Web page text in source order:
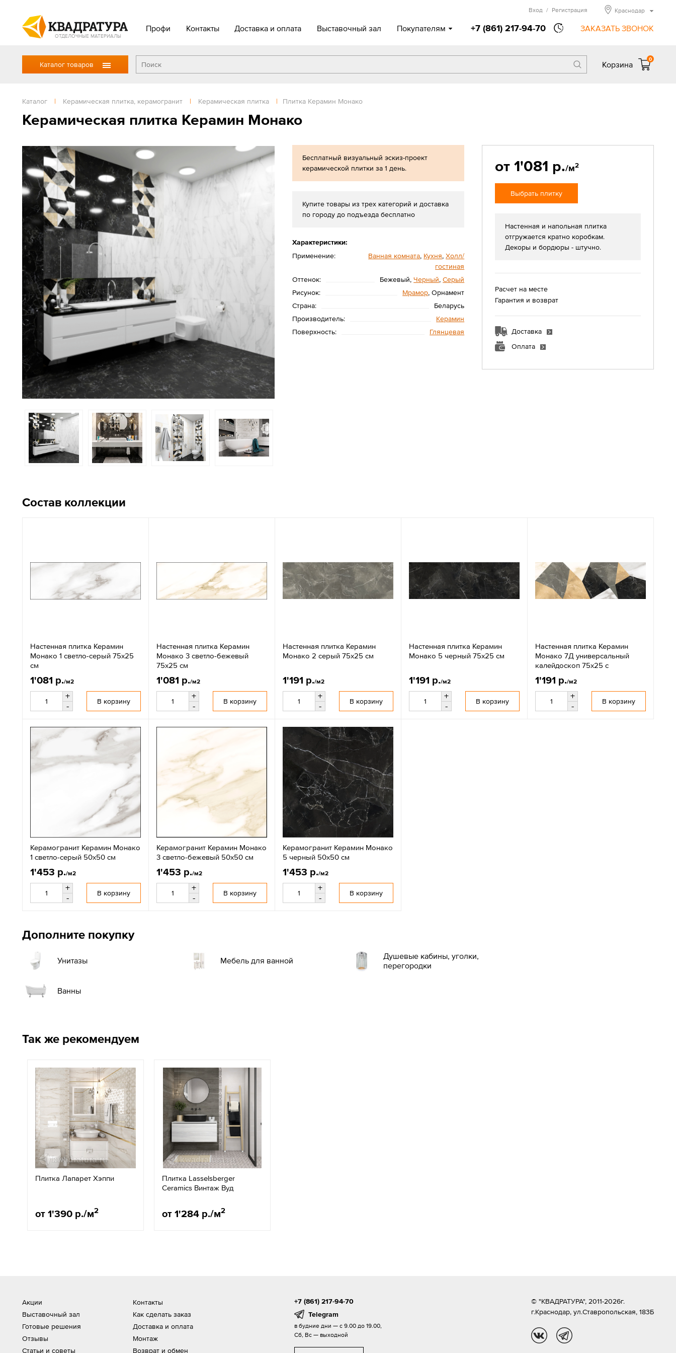
ОТДЕЛОЧНЫЕ МАТЕРИАЛЫ
Профи Контакты Доставка и оплата Выставочный зал Покупателям +7 (861) 217-94-70 ЗАКАЗАТЬ ЗВОНОК
Вход / Регистрация Краснодар
Каталог товаров Корзина
0
Каталог | Керамическая плитка, керамогранит | Керамическая плитка | Плитка Керамин Монако
Керамическая плитка Керамин Монако
Бесплатный визуальный эскиз-проект
керамической плитки за 1 день.
Купите товары из трех категорий и доставка
по городу до подъезда бесплатно
Характеристики:
Применение:
Ванная комната, Кухня,Холл/
гостиная
Оттенок:
Бежевый,Черный,Серый
Рисунок:
Мрамор, Орнамент
Страна:
Беларусь
Производитель:
Керамин
Поверхность:
Глянцевая
от 1'081 р./м2
Выбрать плитку
Настенная и напольная плитка
отгружается кратно коробкам.
Декоры и бордюры - штучно.
Расчет на месте
Гарантия и возврат
Доставка
Оплата
Состав коллекции
Настенная плитка Керамин
Монако 1 светло-серый 75х25
см
1'081 р./м2
+
-
В корзину
Настенная плитка Керамин
Монако 3 светло-бежевый
75х25 см
1'081 р./м2
+
-
В корзину
Настенная плитка Керамин
Монако 2 серый 75х25 см
1'191 р./м2
+
-
В корзину
Настенная плитка Керамин
Монако 5 черный 75х25 см
1'191 р./м2
+
-
В корзину
Настенная плитка Керамин
Монако 7Д универсальный
калейдоскоп 75х25 с
1'191 р./м2
+
-
В корзину
Керамогранит Керамин Монако
1 светло-серый 50х50 см
1'453 р./м2
+
-
В корзину
Керамогранит Керамин Монако
3 светло-бежевый 50х50 см
1'453 р./м2
+
-
В корзину
Керамогранит Керамин Монако
5 черный 50х50 см
1'453 р./м2
+
-
В корзину
Дополните покупку
Унитазы Мебель для ванной
Душевые кабины, уголки,
перегородки
Ванны
Так же рекомендуем
Плитка Лапарет Хэппи
от 1'390 р./м2
Плитка Lasselsberger
Ceramics Винтаж Вуд
от 1'284 р./м2
Акции
Выставочный зал
Готовые решения
Отзывы
Статьи и советы
Контакты
Как сделать заказ
Доставка и оплата
Монтаж
Возврат и обмен
+7 (861) 217-94-70
Telegram
в будние дни — с 9.00 до 19.00,
Сб, Вс — выходной
© "КВАДРАТУРА", 2011-2026г.
г.Краснодар, ул.Ставропольская, 183Б